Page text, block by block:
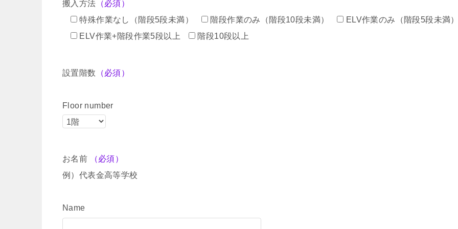
搬入方法 （必須）
特殊作業なし（階段5段未満）
階段作業のみ（階段10段未満）
ELV作業のみ（階段5段未満
ELV作業+階段作業5段以上
階段10段以上
設置階数 （必須）
Floor number
お名前
（必須）
例）代表金高等学校
Name